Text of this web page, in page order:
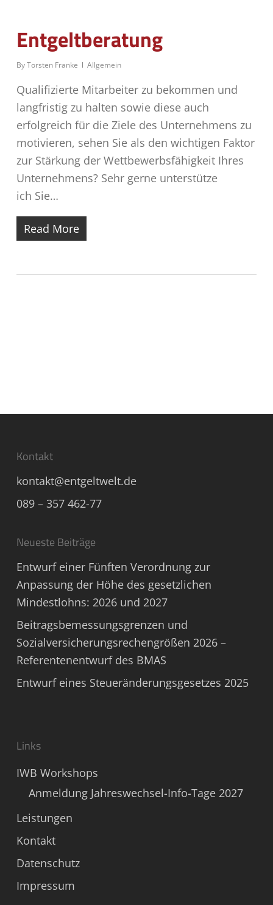
Entgeltberatung
ByTorsten Franke Allgemein
Qualifizierte Mitarbeiter zu bekommen und
langfristig zu halten sowie diese auch
erfolgreich für die Ziele des Unternehmens zu
motivieren, sehen Sie als den wichtigen Faktor
zur Stärkung der Wettbewerbsfähigkeit Ihres
Unternehmens? Sehr gerne unterstütze
ich Sie…
Read More
Kontakt
kontakt@entgeltwelt.de
089 – 357 462-77
Neueste Beiträge
Entwurf einer Fünften Verordnung zur
Anpassung der Höhe des gesetzlichen
Mindestlohns: 2026 und 2027
Beitragsbemessungsgrenzen und
Sozialversicherungsrechengrößen 2026 –
Referentenentwurf des BMAS
Entwurf eines Steueränderungsgesetzes 2025
Links
IWB Workshops
Anmeldung Jahreswechsel-Info-Tage 2027
Leistungen
Kontakt
Datenschutz
Impressum